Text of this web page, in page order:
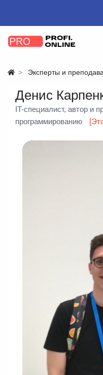
Эксперты и
Денис
IT-специалист, автор и
программированию